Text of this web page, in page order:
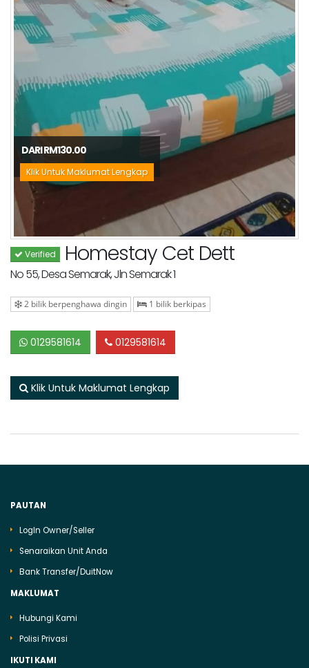
DARI RM130.00
Klik Untuk Maklumat Lengkap
Verified Homestay Cet Dett
No 55, Desa Semarak, Jln Semarak 1
2 bilik berpenghawa dingin 1 bilik berkipas
0129581614 0129581614
Klik Untuk Maklumat Lengkap
PAUTAN
LogIn Owner/Seller
Senaraikan Unit Anda
Bank Transfer/DuitNow
MAKLUMAT
Hubungi Kami
Polisi Privasi
IKUTI KAMI